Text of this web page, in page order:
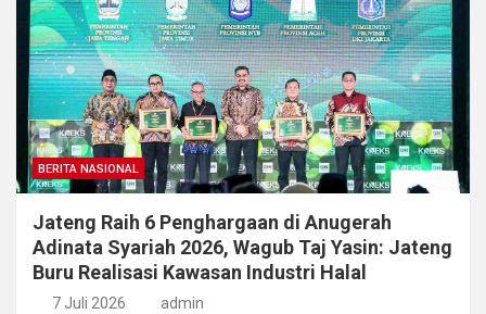
BERITA NASIONAL
Jateng Raih 6 Penghargaan di Anugerah
Adinata Syariah 2026, Wagub Taj Yasin: Jateng
Buru Realisasi Kawasan Industri Halal
7 Juli 2026 admin